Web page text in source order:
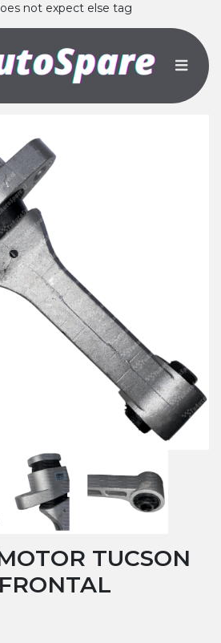
not expect else tag
TUCSON